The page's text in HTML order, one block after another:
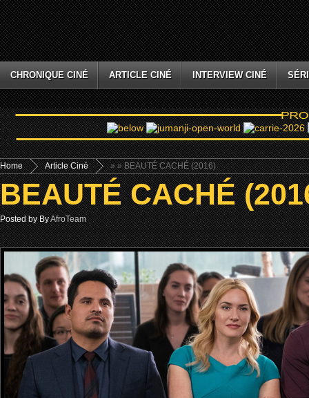
CHRONIQUE CINÉ ARTICLE CINÉ INTERVIEW CINÉ
Home »
Article Ciné » BEAUTÉ CACHÉ (2016)
BEAUTÉ CACHÉ
Posted by ByAfroTeam